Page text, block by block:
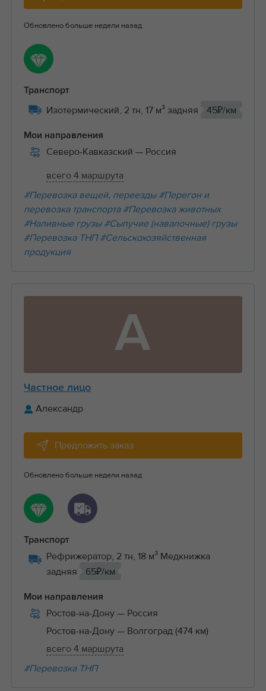
Обновлено больше недели назад
Транспорт
Изотермический, 2 тн, 17 м³ задняя 45₽/км
Мои направления
Северо-Кавказский — Россия
всего 4 маршрута
#Перевозка вещей, переезды #Перегон и
перевозка транспорта #Перевозка животных
#Наливные грузы #Сыпучие (навалочные) грузы
#Перевозка ТНП #Сельскохозяйственная
продукция
А
Частное лицо
Александр
Предложить заказ
Обновлено больше недели назад
Транспорт
Рефрижератор, 2 тн, 18 м³ Медкнижка
задняя
65₽/км
Мои направления
Ростов-на-Дону — Россия
Ростов-на-Дону — Волгоград (474 км)
всего 4 маршрута
#Перевозка ТНП